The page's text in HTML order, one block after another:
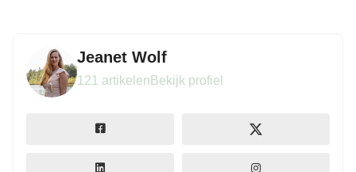
Jeanet Wolf
121 artikelen Bekijk profiel